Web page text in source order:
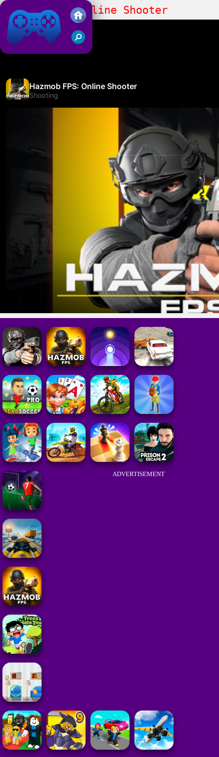
Friv
Hazmob FPS: Online Shooter
ADVERTISEMENT